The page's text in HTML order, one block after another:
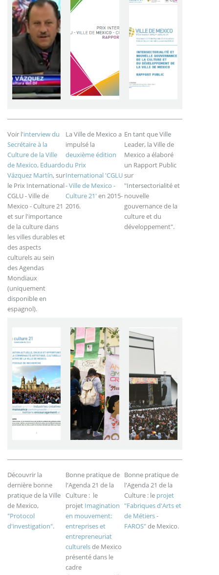
Voir l'interview du
Secrétaire à la
Culture de la Ville
de Mexico, Eduardo
Vázquez Martín, sur
le Prix International
CGLU - Ville de
Mexico - Culture 21
et sur l'importance
de la culture dans
les villes durables et
des aspects
culturels au sein
des Agendas
Mondiaux
(uniquement
disponible en
espagnol).
La Ville de Mexico a
impulsé la
deuxième édition
du Prix
International 'CGLU
- Ville de Mexico -
Culture 21'en 2015-
2016.
En tant que Ville
Leader, la Ville de
Mexico a élaboré
un Rapport Public
sur
"Intersectorialité et
nouvelle
gouvernance de la
culture et du
développement".
Découvrir la
dernière bonne
pratique de la Ville
de Mexico,
"Protocol
d'investigation".
Bonne pratique de
l'Agenda 21 de la
Culture : le
projet Imagination
en mouvement:
entreprises et
entrepreneuriat
culturelsde Mexico
présenté dans le
cadre
Bonne pratique de
l'Agenda 21 de la
Culture : le projet
"Fabriques d'Arts et
de Métiers -
FAROS"de Mexico.